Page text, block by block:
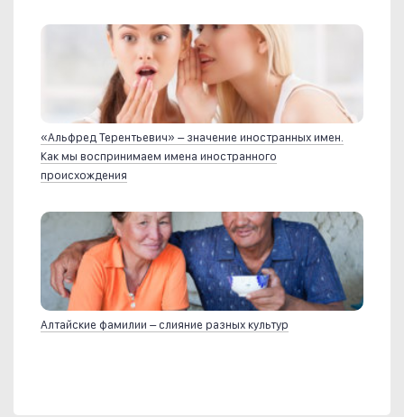
«Альфред Терентьевич» – значение иностранных имен.
Как мы воспринимаем имена иностранного
происхождения
Алтайские фамилии – слияние разных культур